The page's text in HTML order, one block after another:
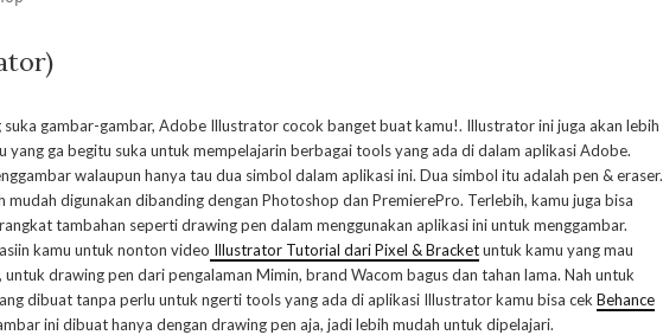
suka gambar-gambar, Adobe Illustrator cocok banget buat kamu!. Illustrator ini juga akan lebih
yang ga begitu suka untuk mempelajarin berbagai tools yang ada di dalam aplikasi Adobe.
walaupun hanya tau dua simbol dalam aplikasi ini. Dua simbol itu adalah pen & eraser.
mudah digunakan dibanding dengan Photoshop dan PremierePro. Terlebih, kamu juga bisa
tambahan seperti drawing pen dalam menggunakan aplikasi ini untuk menggambar.
kamu untuk nonton video Illustrator Tutorial dari Pixel & Bracketuntuk kamu yang mau
drawing pen dari pengalaman Mimin, brand Wacom bagus dan tahan lama. Nah untuk
dibuat tanpa perlu untuk ngerti tools yang ada di aplikasi Illustrator kamu bisa cek Behance
ini dibuat hanya dengan drawing pen aja, jadi lebih mudah untuk dipelajari.